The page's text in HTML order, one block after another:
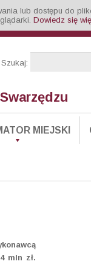
lub dostępu do
Dowiedz się
Szukaj:
MIEJSKI
mln zł.